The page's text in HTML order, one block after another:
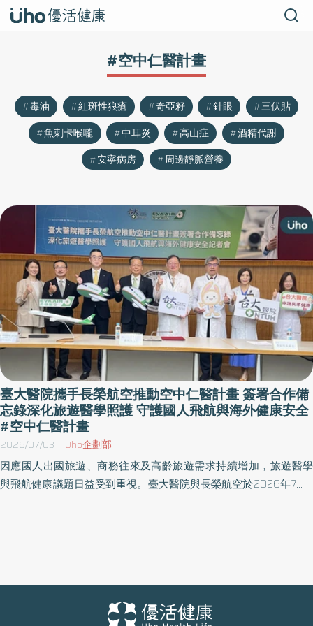
#空中仁醫計畫
毒油 紅斑性狼瘡 奇亞籽 針眼
三伏貼
魚刺卡喉嚨
中耳炎 高山症
酒精代謝
安寧病房
周邊靜脈營養
臺大醫院攜手長榮航空推動空中仁醫計畫 簽署合作備
忘錄深化旅遊醫學照護 守護國人飛航與海外健康安全
#空中仁醫計畫
2026/07/03 Uho企劃部
因應國人出國旅遊、商務往來及高齡旅遊需求持續增加，旅遊醫學
與飛航健康議題日益受到重視。臺大醫院與長榮航空於2026年7月3
大醫院黃國晉副院長、家庭醫學部程劭儀主任、李怡萱醫師，以及